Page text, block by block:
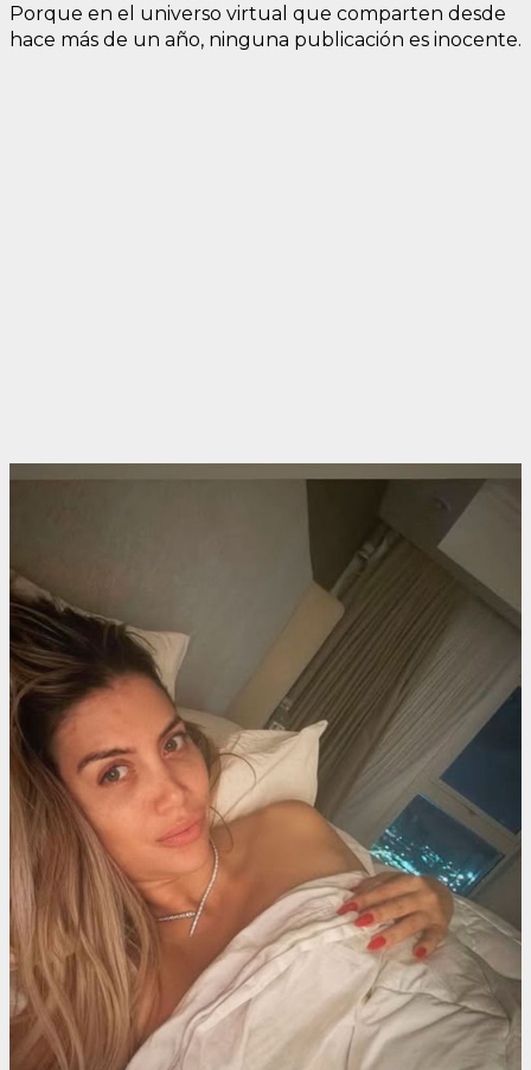
Porque en el universo virtual que comparten desde
hace más de un año, ninguna publicación es inocente.